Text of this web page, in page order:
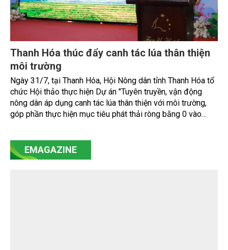
Thanh Hóa thúc đẩy canh tác lúa thân thiện
môi trường
Ngày 31/7, tại Thanh Hóa, Hội Nông dân tỉnh Thanh Hóa tổ
chức Hội thảo thực hiện Dự án "Tuyên truyền, vận động
nông dân áp dụng canh tác lúa thân thiện với môi trường,
góp phần thực hiện mục tiêu phát thải ròng bằng 0 vào
nghiên cứu, doanh nghiệp, hợp tác xã và nông dân đang
trực tiếp triển khai mô hình sản xuất lúa phát thải thấp.
EMAGAZINE